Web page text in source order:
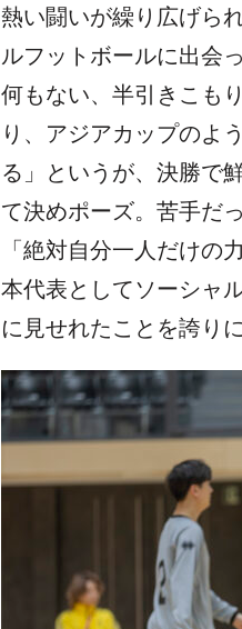
熱い闘いが繰り広げら
ルフットボールに出会
何もない、半引きこも
り、アジアカップのよ
る」というが、決勝で
て決めポーズ。苦手だ
「絶対自分一人だけの
本代表としてソーシャ
に見せれたことを誇り